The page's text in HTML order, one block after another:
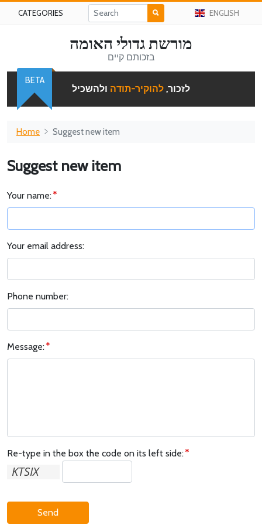
CATEGORIES ENGLISH
מורשת גדולי האומה
בזכותם קיים
לזכור, להוקיר-תודה ולהשכיל
BETA
Home Suggest new item
Suggest new item
Your name:
Your email address:
Phone number:
Message:
Re-type in the box the code on its left side:
Send